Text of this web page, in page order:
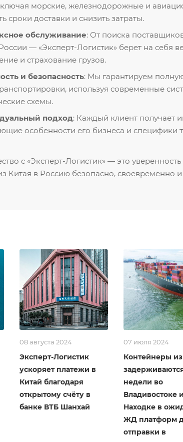
морские, железнодорожные и
сроки доставки и снизить затраты.
обслуживание: От поиска
— «Эксперт-Логистик» берет на себя
и страхование грузов.
и безопасность: Мы гарантируем
используя современные
схемы.
подход: Каждый клиент получает
особенности его бизнеса и специфики
с «Эксперт-Логистик» — это
Китая в Россию безопасно, своевременно
08 августа 2024
Эксперт-Логистик
ускоряет платежи в
Китай благодаря
открытому счёту в
банке ВТБ Шанхай
07 июля 2024
Контейнеры из
недели во
Владивостоке и
Находке в
ЖД платформ
отправки в